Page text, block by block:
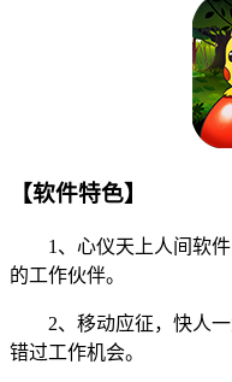
【软件特色】
1、心仪天上人间软件
的工作伙伴。
2、移动应征，快人一
错过工作机会。